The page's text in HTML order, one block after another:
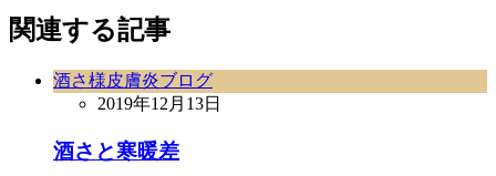
関連する記事
酒さ様皮膚炎ブログ
2019年12月13日
酒さと寒暖差